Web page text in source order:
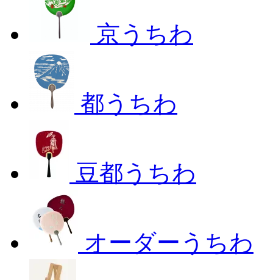
京うちわ
都うちわ
豆都うちわ
オーダーうちわ